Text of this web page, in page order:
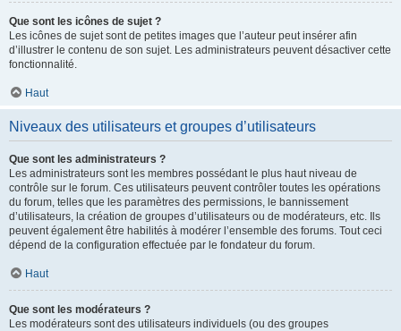
Que sont les icônes de sujet ?
Les icônes de sujet sont de petites images que l’auteur peut insérer afin
d’illustrer le contenu de son sujet. Les administrateurs peuvent désactiver cette
fonctionnalité.
Haut
Niveaux des utilisateurs et groupes d’utilisateurs
Que sont les administrateurs ?
Les administrateurs sont les membres possédant le plus haut niveau de
contrôle sur le forum. Ces utilisateurs peuvent contrôler toutes les opérations
du forum, telles que les paramètres des permissions, le bannissement
d’utilisateurs, la création de groupes d’utilisateurs ou de modérateurs, etc. Ils
peuvent également être habilités à modérer l’ensemble des forums. Tout ceci
dépend de la configuration effectuée par le fondateur du forum.
Haut
Que sont les modérateurs ?
Les modérateurs sont des utilisateurs individuels (ou des groupes